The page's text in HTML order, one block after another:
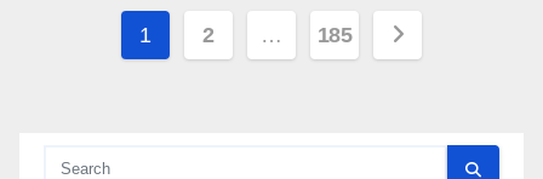
Posts
1 2 … 185